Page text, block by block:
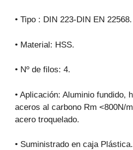
• Tipo : DIN 223-DIN EN 22568.
• Material: HSS.
• Nº de filos: 4.
• Aplicación: Aluminio fundido,
aceros al carbono Rm <800N/
acero troquelado.
• Suministrado en caja Plástica.